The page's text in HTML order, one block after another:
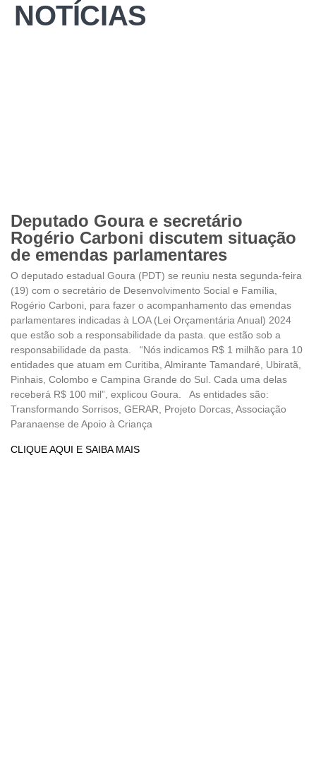
NOTÍCIAS
Deputado Goura e secretário
Rogério Carboni discutem situação
de emendas parlamentares
O deputado estadual Goura (PDT) se reuniu nesta segunda-feira
(19) com o secretário de Desenvolvimento Social e Família,
Rogério Carboni, para fazer o acompanhamento das emendas
parlamentares indicadas à LOA (Lei Orçamentária Anual) 2024
que estão sob a responsabilidade da pasta. que estão sob a
responsabilidade da pasta. “Nós indicamos R$ 1 milhão para 10
entidades que atuam em Curitiba, Almirante Tamandaré, Ubiratã,
Pinhais, Colombo e Campina Grande do Sul. Cada uma delas
receberá R$ 100 mil”, explicou Goura. As entidades são:
Transformando Sorrisos, GERAR, Projeto Dorcas, Associação
Paranaense de Apoio à Criança
CLIQUE AQUI E SAIBA MAIS